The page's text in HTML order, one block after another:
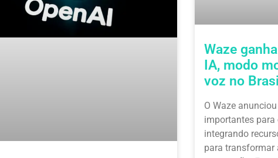
Waze
IA, modo
voz no Brasil
O Waze
importantes
integrando
para transformar